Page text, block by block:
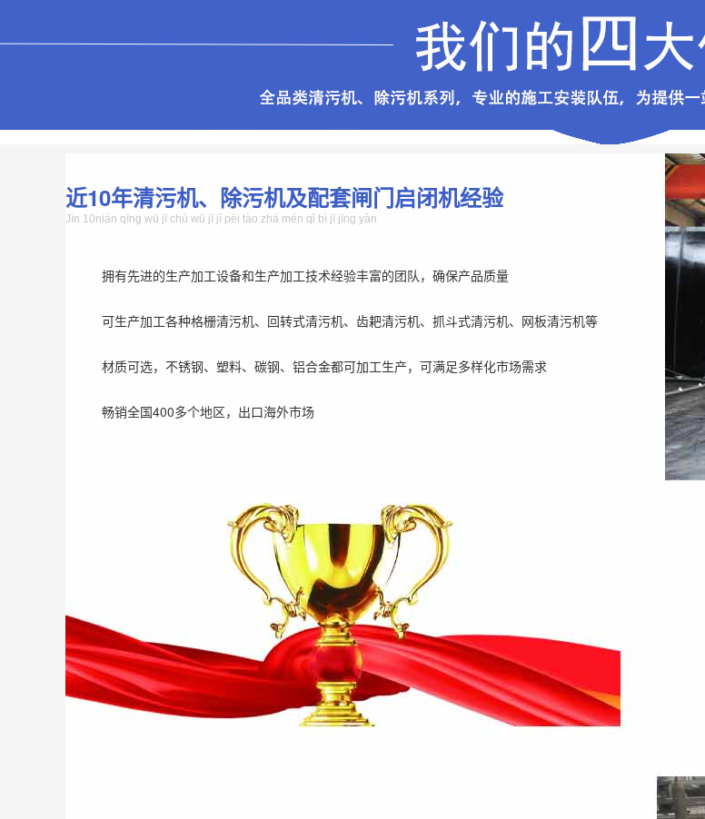
近10年清污机、除污机及配套闸门启闭机经验
Jìn 10nián qīng wū jī chú wū jī jí pèi tào zhá mén qǐ bì jī jīng yàn
拥有先进的生产加工设备和生产加工技术经验丰富的团队，确保产品质量
可生产加工各种格栅清污机、回转式清污机、齿耙清污机、抓斗式清污机、网板清污机等
材质可选，不锈钢、塑料、碳钢、铝合金都可加工生产，可满足多样化市场需求
畅销全国400多个地区，出口海外市场